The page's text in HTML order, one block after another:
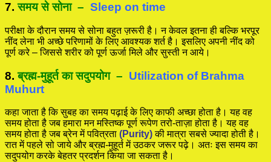
7.समय से सोना – Sleep on time
परीक्षा के दौरान समय से सोना बहुत ज़रूरी है। न केवल इतना ही बल्कि भरपूर
नींद लेना भी अच्छे परिणामों के लिए आवश्यक शर्त है। इसलिए अपनी नींद को
पूर्ण करे – जिससे शरीर को पूर्ण ऊर्जा मिले और सुस्ती न आये।
8.ब्रह्म-मुहूर्त का सदुपयोग – Utilization of Brahma
Muhurt
कहा जाता है कि सुबह का समय पढ़ाई के लिए काफी अच्छा होता है। यह वह
समय होता है जब हमारा मन मस्तिष्क पूर्ण रूपेण तरो-ताज़ा होता है। यह वह
समय होता है जब ब्रेन में पवित्रता (Purity) की मात्रा सबसे ज्यादा होती है।
रात में पहले सो जाये और ब्रह्म-मुहूर्त में उठकर जरूर पढ़े। अतः इस समय का
सदुपयोग करके बेहतर प्रदर्शन किया जा सकता है।